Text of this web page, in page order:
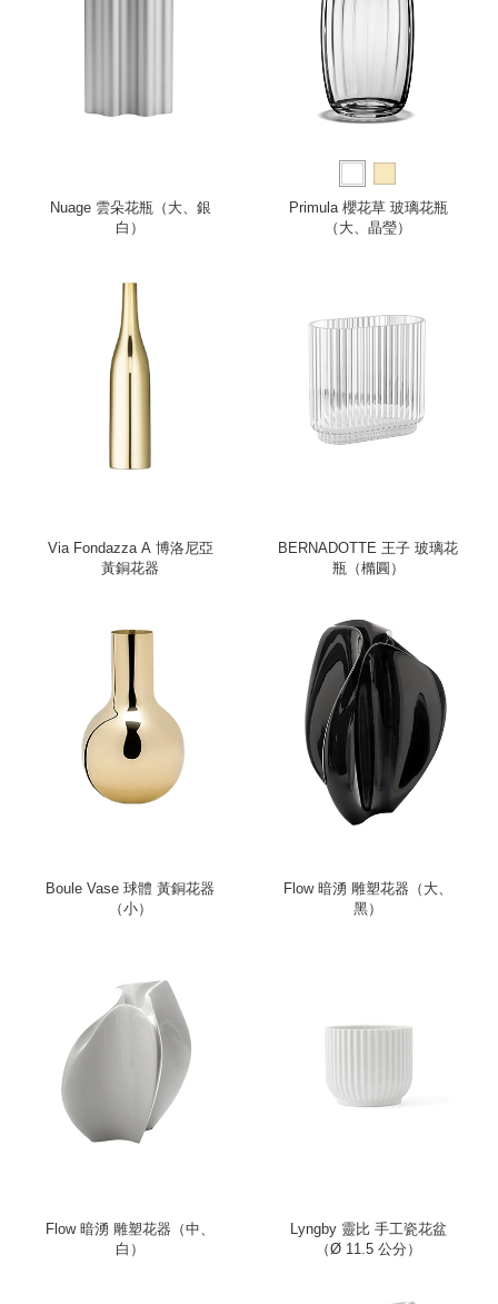
Nuage 雲朵花瓶（大、銀
白）
Primula 櫻花草 玻璃花瓶
（大、晶瑩）
Via Fondazza A 博洛尼亞
黃銅花器
BERNADOTTE 王子 玻璃花
瓶（橢圓）
Boule Vase 球體 黃銅花器
（小）
Flow 暗湧 雕塑花器（大、
黑）
Flow 暗湧 雕塑花器（中、
白）
Lyngby 靈比 手工瓷花盆
（Ø 11.5 公分）